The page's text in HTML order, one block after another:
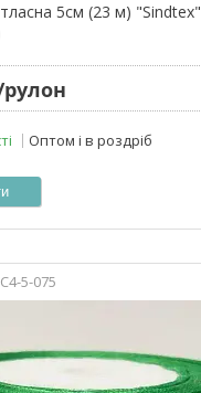
5см (23 м) "Sindtex"
рулон
Оптом і в роздріб
5-075